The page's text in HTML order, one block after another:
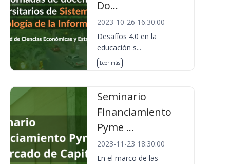
Do...
2023-10-26 16:30:00
Desafíos 4.0 en la
educación s...
Leer más
Seminario
Financiamiento
Pyme ...
2023-11-23 18:30:00
En el marco de las